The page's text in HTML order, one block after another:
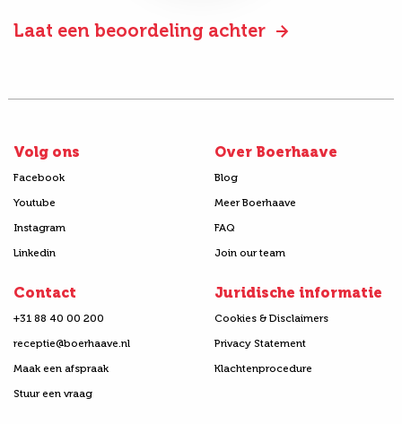
Laat een beoordeling achter
Volg ons
Facebook
Youtube
Instagram
Linkedin
Over Boerhaave
Blog
Meer Boerhaave
FAQ
Join our team
Contact
+31 88 40 00 200
receptie@boerhaave.nl
Maak een afspraak
Stuur een vraag
Juridische informatie
Cookies & Disclaimers
Privacy Statement
Klachtenprocedure